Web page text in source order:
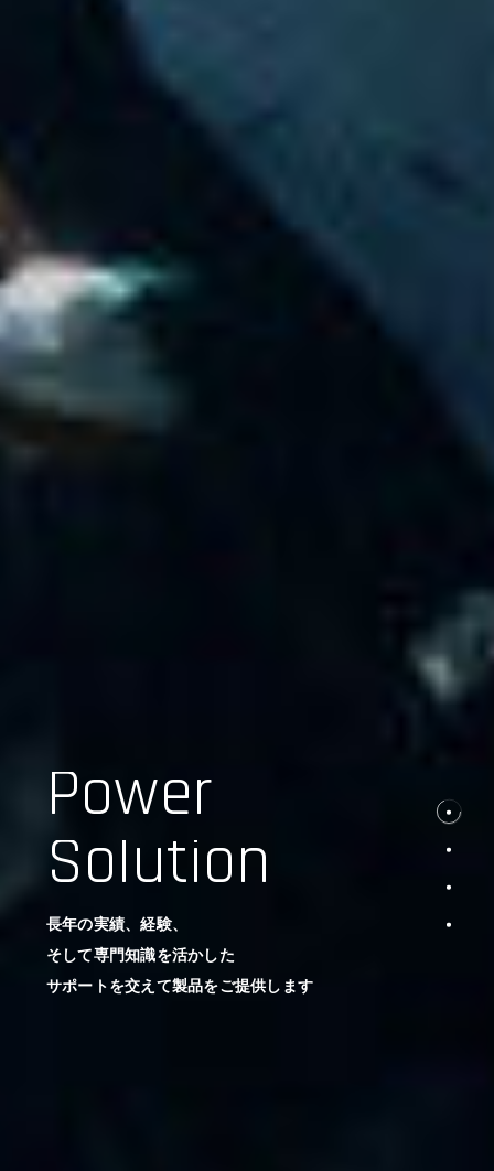
Power
Solution
長年の実績、経験、
そして専門知識を活かした
サポートを交えて製品をご提供します